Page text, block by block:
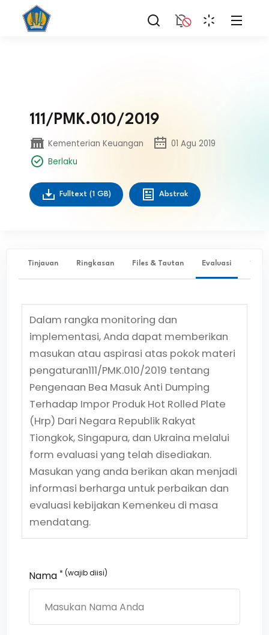
111/PMK.010/2019
Kementerian Keuangan
01 Agu 2019
Berlaku
Fulltext (1 GB) Abstrak
Tinjauan Ringkasan Files & Tautan Evaluasi ✨
Dalam rangka monitoring dan
implementasi, Anda dapat memberikan
masukan atau aspirasi atas pokok materi
pengaturan111/PMK.010/2019 tentang
Pengenaan Bea Masuk Anti Dumping
Terhadap Impor Produk Hot Rolled Plate
(Hrp) Dari Negara Republik Rakyat
Tiongkok, Singapura, dan Ukraina melalui
form evaluasi yang telah disediakan.
Masukan yang anda berikan akan menjadi
informasi berharga untuk perbaikan dan
evaluasi kebijakan Kemenkeu di masa
mendatang.
Nama * (wajib diisi)